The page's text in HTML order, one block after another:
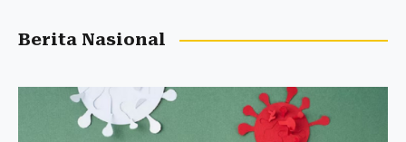
Berita Nasional